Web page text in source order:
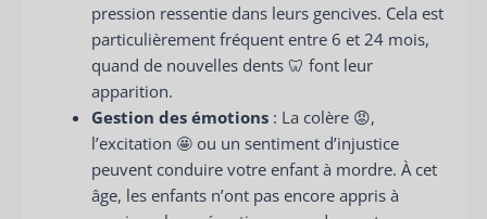
pression ressentie dans leurs gencives. Cela est
particulièrement fréquent entre 6 et 24 mois,
quand de nouvelles dents 🦷 font leur
apparition.
Gestion des émotions: La colère 😡,
l’excitation 🤩 ou un sentiment d’injustice
peuvent conduire votre enfant à mordre. À cet
âge, les enfants n’ont pas encore appris à